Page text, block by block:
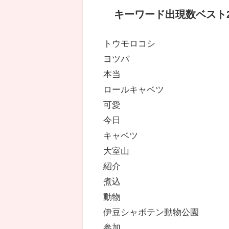
キーワード出現数ベスト
トウモロコシ
ヨツバ
本当
ロールキャベツ
可愛
今日
キャベツ
大室山
紹介
煮込
動物
伊豆シャボテン動物公園
参加